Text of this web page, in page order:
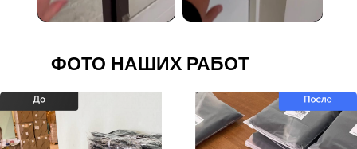
ФОТО НАШИХ РАБОТ